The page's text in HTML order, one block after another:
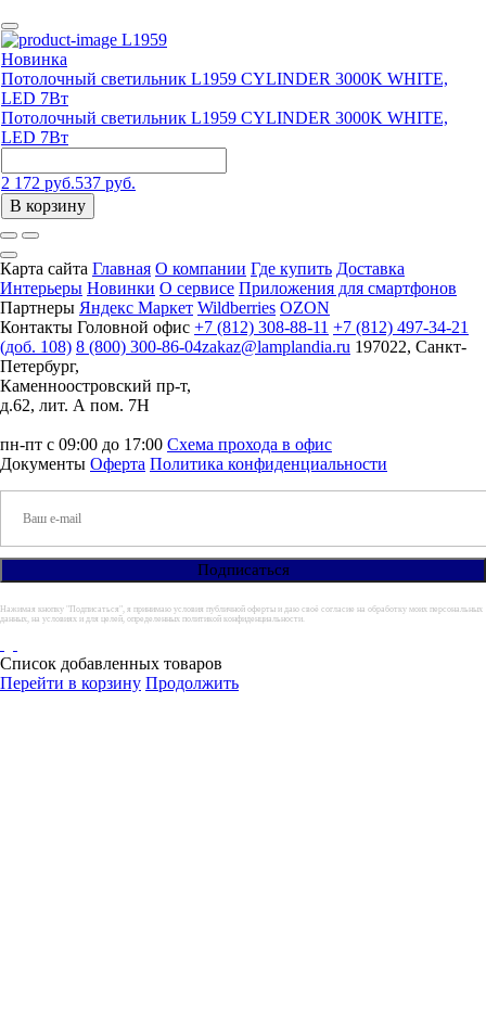
L1959
Новинка
Потолочный светильник L1959 CYLINDER 3000K WHITE,
LED 7Вт
Потолочный светильник L1959 CYLINDER 3000K WHITE,
LED 7Вт
2 172 руб.537 руб.
В корзину
Карта сайта Главная О компании Где купить Доставка
Интерьеры Новинки О сервисе Приложения для смартфонов
Партнеры Яндекс Маркет Wildberries OZON
Контакты Головной офис +7 (812) 308-88-11 +7 (812) 497-34-21
(доб. 108) 8 (800) 300-86-04zakaz@lamplandia.ru 197022, Санкт-
Петербург,
Каменноостровский пр-т,
д.62, лит. А пом. 7Н
пн-пт с 09:00 до 17:00 Схема прохода в офис
Документы Оферта Политика конфиденциальности
Нажимая кнопку "Подписаться", я принимаю условия публичной оферты и даю своё согласие на обработку моих персональных
данных, на условиях и для целей, определенных политикой конфиденциальности.
Список добавленных товаров
Перейти в корзину Продолжить